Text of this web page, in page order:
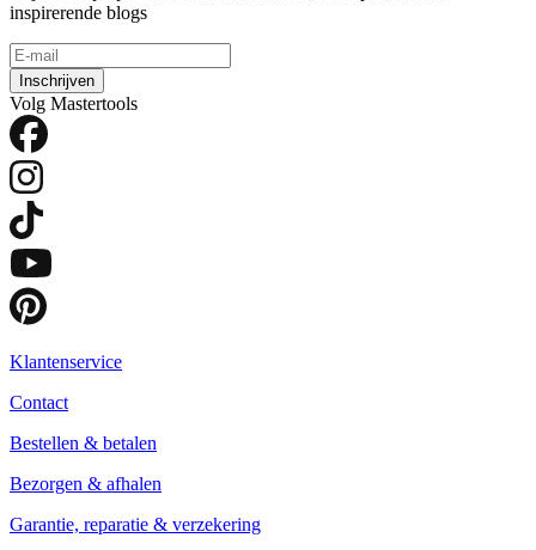
inspirerende blogs
Inschrijven
Volg Mastertools
Klantenservice
Contact
Bestellen & betalen
Bezorgen & afhalen
Garantie, reparatie & verzekering